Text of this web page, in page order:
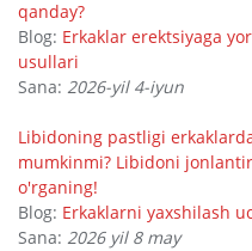
qanday?
Blog: Erkaklar erektsiyaga
usullari
Sana: 2026-yil 4-iyun
Libidoning pastligi
mumkinmi? Libidoni
o'rganing!
Blog: Erkaklarni yaxshilash
Sana: 2026 yil 8 may